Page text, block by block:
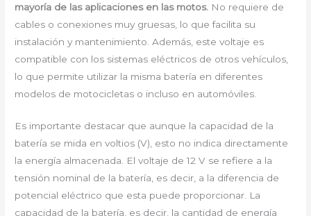
mayoría de las aplicaciones en las motos. No requiere de
cables o conexiones muy gruesas, lo que facilita su
instalación y mantenimiento. Además, este voltaje es
compatible con los sistemas eléctricos de otros vehículos,
lo que permite utilizar la misma batería en diferentes
modelos de motocicletas o incluso en automóviles.
Es importante destacar que aunque la capacidad de la
batería se mida en voltios (V), esto no indica directamente
la energía almacenada. El voltaje de 12 V se refiere a la
tensión nominal de la batería, es decir, a la diferencia de
potencial eléctrico que esta puede proporcionar. La
capacidad de la batería, es decir, la cantidad de energía